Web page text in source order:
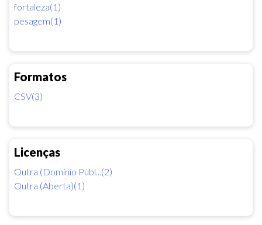
fortaleza(1)
pesagem(1)
Formatos
CSV(3)
Licenças
Outra (Domínio Públ...(2)
Outra (Aberta)(1)